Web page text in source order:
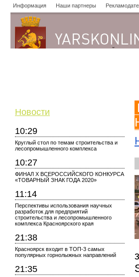
Информация Наши партнеры
Новости
10:29
Круглый стол по темам строительства и
лесопромышленного комплекса
10:27
ФИНАЛ X ВСЕРОССИЙСКОГО КОНКУРСА
«ТОВАРНЫЙ ЗНАК ГОДА 2020»
11:14
Перспективы использования научных
разработок для предприятий
строительства и лесопромышленного
комплекса Красноярского края
21:38
Красноярск входит в ТОП-3 самых
популярных горнолыжных направлений
21:35